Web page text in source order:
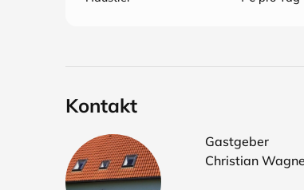
Kontakt
Gastgeber
Christian